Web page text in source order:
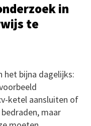
in
te
het bijna dagelijks:
ketel aansluiten of
maar